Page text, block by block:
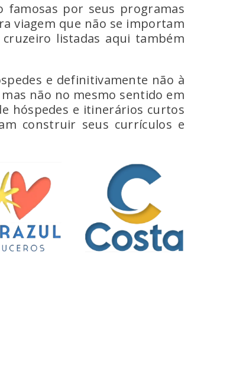
famosas por seus programas
viagem que não se importam
listadas aqui também
e definitivamente não à
não no mesmo sentido em
hóspedes e itinerários curtos
construir seus currículos e